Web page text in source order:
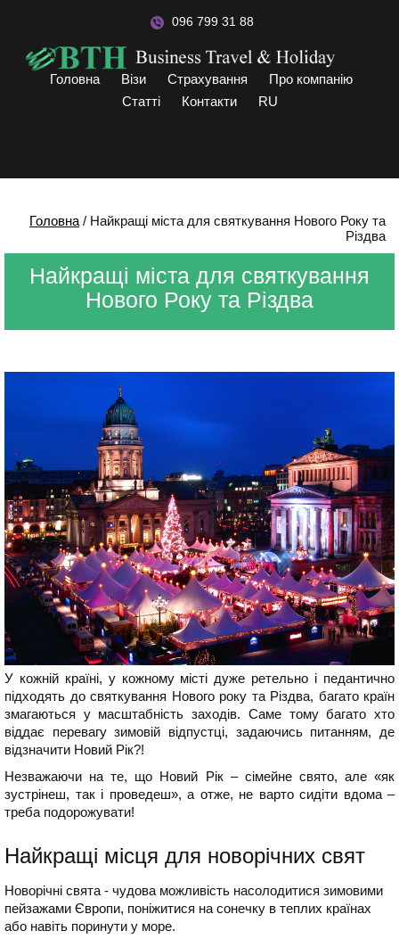
Головна Візи Страхування
Про компанію
Статті
Контакти RU
096 799 31 88
Головна / Найкращі міста для святкування Нового Року та
Різдва
Найкращі міста для святкування
Нового Року та Різдва
У кожній країні, у кожному місті дуже ретельно і педантично
підходять до святкування Нового року та Різдва, багато країн
змагаються у масштабність заходів. Саме тому багато хто
віддає перевагу зимовій відпустці, задаючись питанням, де
відзначити Новий Рік?!
Незважаючи на те, що Новий Рік – сімейне свято, але «як
зустрінеш, так і проведеш», а отже, не варто сидіти вдома –
треба подорожувати!
Найкращі місця для новорічних свят
Новорічні свята - чудова можливість насолодитися зимовими
пейзажами Європи, поніжитися на сонечку в теплих країнах
або навіть поринути у море.